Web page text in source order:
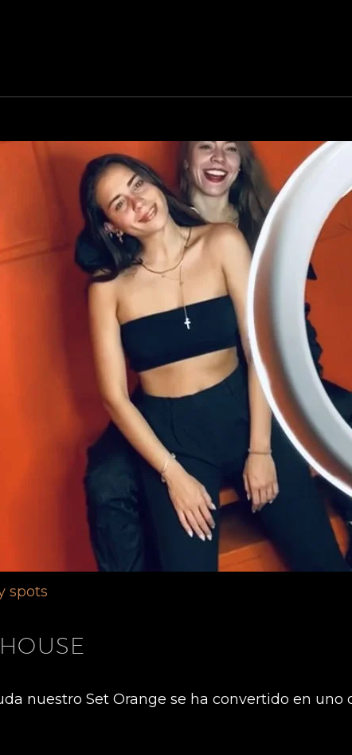
spots
nuestro Set Orange se ha convertido en uno